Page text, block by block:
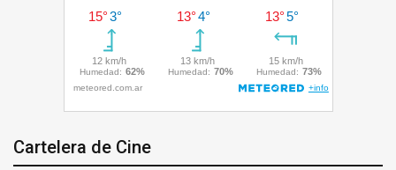
Cartelera de Cine